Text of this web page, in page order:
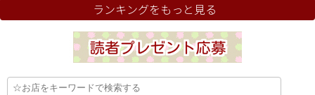
ランキングをもっと見る